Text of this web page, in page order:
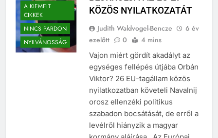
A KIEMELT
CIKKEK
NINCS PARDON
NYILVÁNOSSÁG
BLOKKOLJA AZ EU-27
Judith Waldvogel-Bencze
Vajon miért gördít akadályt az
egységes fellépés útjába Orbán
Viktor? 26 EU-tagállam közös
nyilatkozatban követeli Navalnij
orosz ellenzéki politikus
szabadon bocsátását, de erről a
levélről hiányzik a magyar